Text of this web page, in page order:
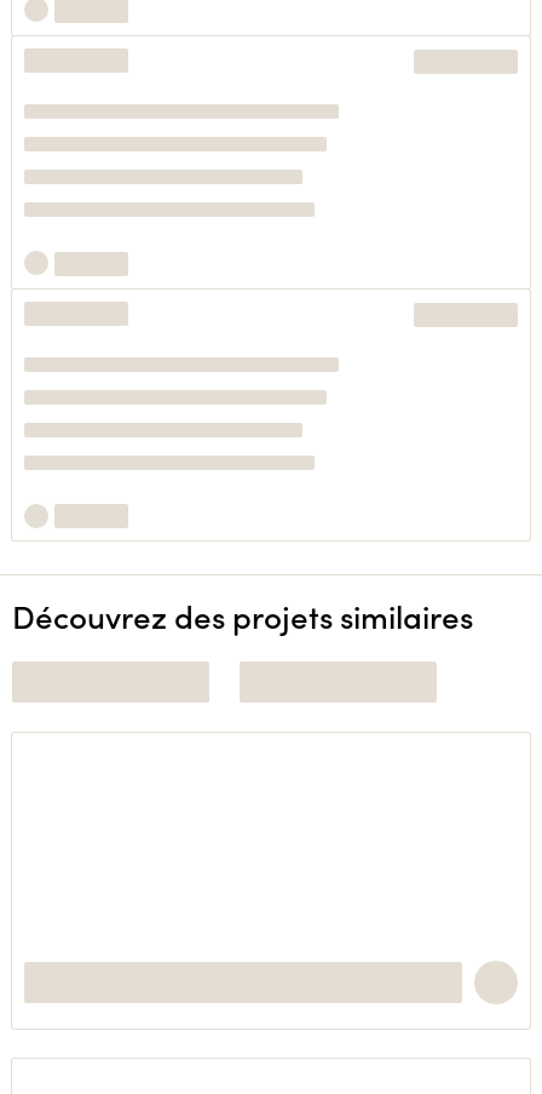
Découvrez des projets similaires